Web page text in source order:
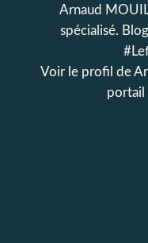
Arnaud
spécialisé.
Voir le profil de
portail